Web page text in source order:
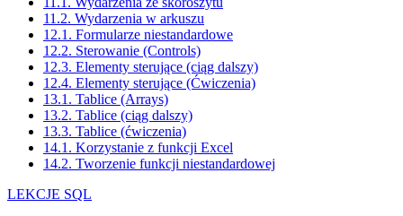
11.2. Wydarzenia w arkuszu
12.1. Formularze niestandardowe
12.2. Sterowanie (Controls)
12.3. Elementy sterujące (ciąg dalszy)
12.4. Elementy sterujące (Ćwiczenia)
13.1. Tablice (Arrays)
13.2. Tablice (ciąg dalszy)
13.3. Tablice (ćwiczenia)
14.1. Korzystanie z funkcji Excel
14.2. Tworzenie funkcji niestandardowej
LEKCJE SQL